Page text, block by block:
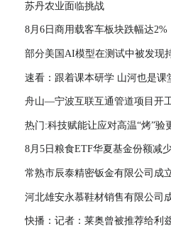
苏丹农业面临挑战
8月6日商用载客车板块跌幅达2%
部分美国AI模型在测试中被发现
速看：跟着课本研学 山河也是课
舟山—宁波互联互通管道项目开
热门:科技赋能让应对高温“烤”
产生活
8月5日粮食ETF华夏基金份额减
荒、诺普信
常熟市辰泰精密钣金有限公司成
河北雄安永慕鞋材销售有限公司
快播：记者：莱奥曾被推荐给利